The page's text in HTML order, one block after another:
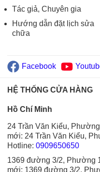
Tác giả, Chuyên gia
Hướng dẫn đặt lịch sửa
chữa
Facebook
HỆ THỐNG CỬA HÀNG
Hồ Chí Minh
24 Trần Văn Kiểu,
mới: 24 Trần Văn Kiểu,
Hotline: 0909650650
1369 đường 3/2, Phường
mới: 1369 đường 3/2,